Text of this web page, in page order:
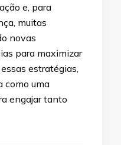
e, para
muitas
novas
para maximizar
estratégias,
como uma
engajar tanto